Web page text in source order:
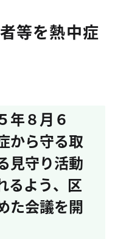
等を熱中症
年８月６
から守る取
見守り活動
るよう、区
た会議を開